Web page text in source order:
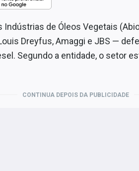
Indústrias de Óleos Vegetais
Dreyfus, Amaggi e JBS —
Segundo a entidade, o setor
CONTINUA DEPOIS DA PUBLICIDADE